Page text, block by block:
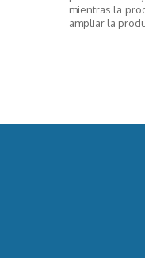
mientras la
ampliar la